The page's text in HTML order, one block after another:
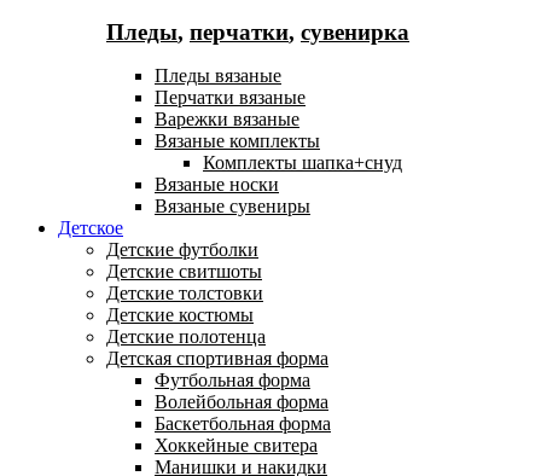
Пледы, перчатки, сувенирка
Пледы вязаные
Перчатки вязаные
Варежки вязаные
Вязаные комплекты
Комплекты шапка+снуд
Вязаные носки
Вязаные сувениры
Детское
Детские футболки
Детские свитшоты
Детские толстовки
Детские костюмы
Детские полотенца
Детская спортивная форма
Футбольная форма
Волейбольная форма
Баскетбольная форма
Хоккейные свитера
Манишки и накидки